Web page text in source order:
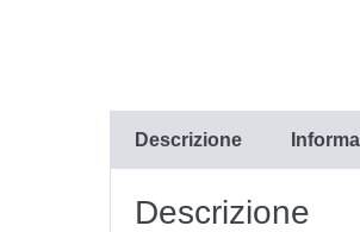
Descrizione
Descrizione